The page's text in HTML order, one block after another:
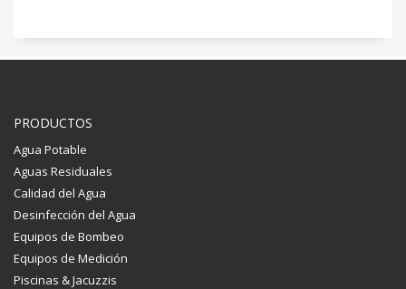
PRODUCTOS
Agua Potable
Aguas Residuales
Calidad del Agua
Desinfección del Agua
Equipos de Bombeo
Equipos de Medición
Piscinas & Jacuzzis